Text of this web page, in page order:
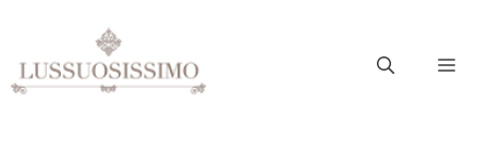
contenuto